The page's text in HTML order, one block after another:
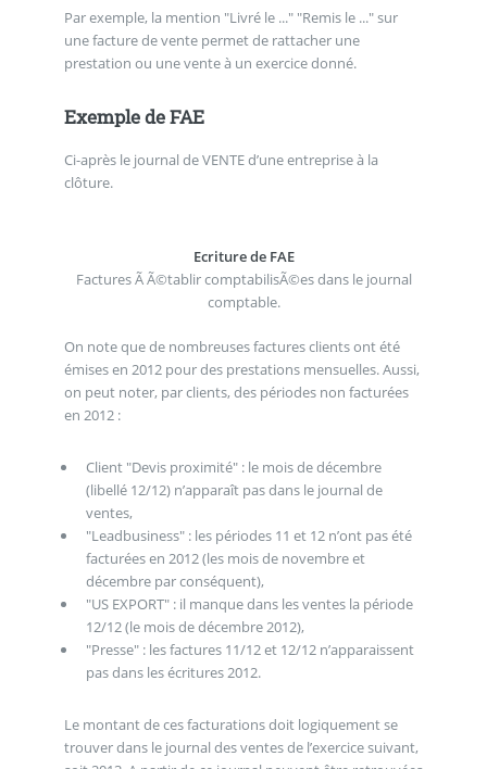
Par exemple, la mention "Livré le ..." "Remis le ..." sur
une facture de vente permet de rattacher une
prestation ou une vente à un exercice donné.
Exemple de FAE
Ci-après le journal de VENTE d’une entreprise à la
clôture.
Ecriture de FAE
Factures Ã Ã©tablir comptabilisÃ©es dans le journal
comptable.
On note que de nombreuses factures clients ont été
émises en 2012 pour des prestations mensuelles. Aussi,
on peut noter, par clients, des périodes non facturées
en 2012 :
Client "Devis proximité" : le mois de décembre
(libellé 12/12) n’apparaît pas dans le journal de
ventes,
"Leadbusiness" : les périodes 11 et 12 n’ont pas été
facturées en 2012 (les mois de novembre et
décembre par conséquent),
"US EXPORT" : il manque dans les ventes la période
12/12 (le mois de décembre 2012),
"Presse" : les factures 11/12 et 12/12 n’apparaissent
pas dans les écritures 2012.
Le montant de ces facturations doit logiquement se
trouver dans le journal des ventes de l’exercice suivant,